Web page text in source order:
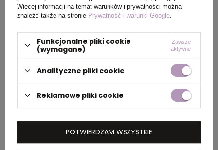
Wymiary
kartonu
zewnętrznego
26 x 37 x 22 cm
Więcej informacji na temat warunków i prywatności można
znaleźć także na stronie Prywatność i warunki Google
Funkcjonalne pliki cookie
(wymagane)
Zawsze
aktywne
Analityczne pliki cookie
Reklamowe pliki cookie
POTWIERDZAM WSZYSTKIE